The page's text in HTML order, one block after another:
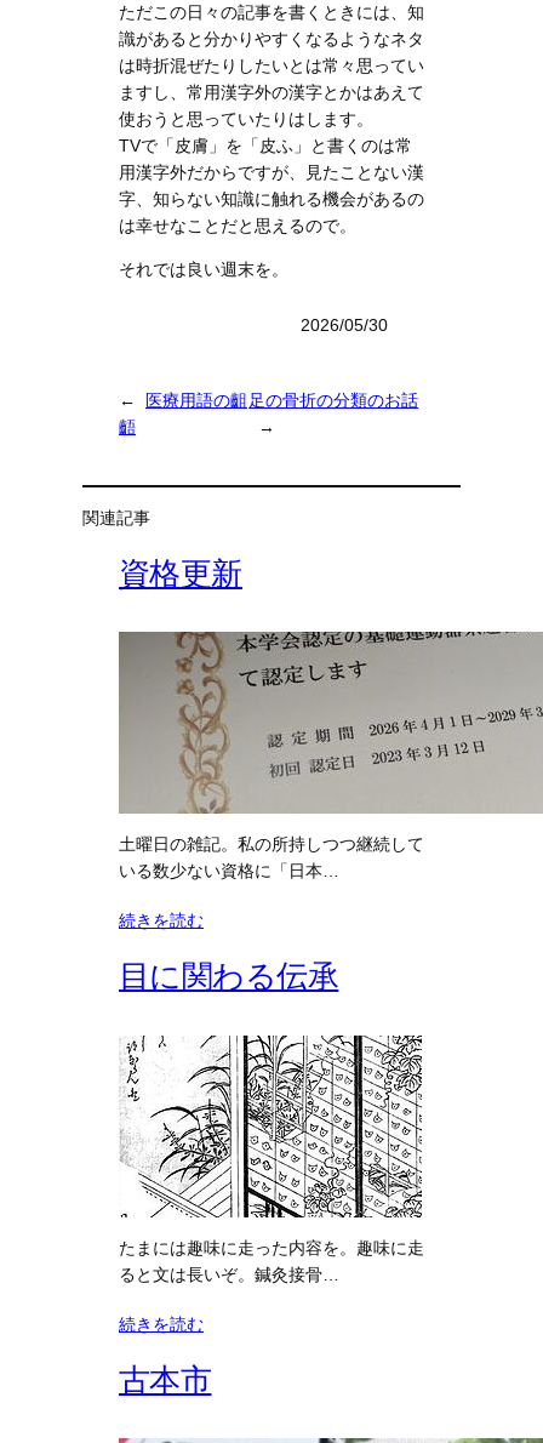
ただこの日々の記事を書くときには、知
識があると分かりやすくなるようなネタ
は時折混ぜたりしたいとは常々思ってい
ますし、常用漢字外の漢字とかはあえて
使おうと思っていたりはします。
TVで「皮膚」を「皮ふ」と書くのは常
用漢字外だからですが、見たことない漢
字、知らない知識に触れる機会があるの
は幸せなことだと思えるので。
それでは良い週末を。
2026/05/30
←
医療用語の齟
齬
足の骨折の分類のお話
→
関連記事
資格更新
土曜日の雑記。私の所持しつつ継続して
いる数少ない資格に「日本…
続きを読む
目に関わる伝承
たまには趣味に走った内容を。趣味に走
ると文は長いぞ。鍼灸接骨…
続きを読む
古本市